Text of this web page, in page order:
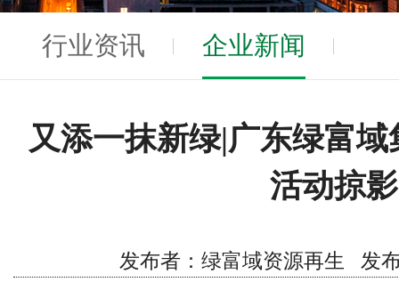
行业资讯 企业新闻
又添一抹新绿|广东绿富域
活动掠影
发布者：绿富域资源再生 发